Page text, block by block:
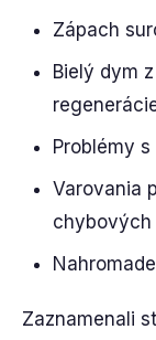
Zápach
Bielý dym
Problémy
Varovania
chybových
Zaznamenali